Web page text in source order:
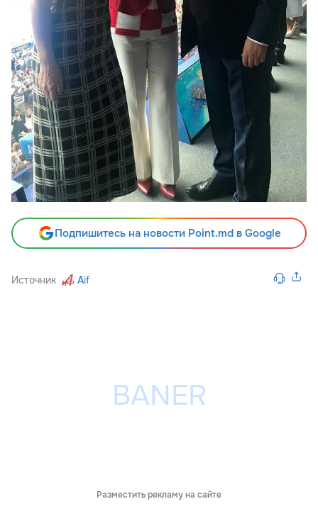
Подпишитесь на новости Point.md в Google
Источник Aif
Разместить рекламу на сайте